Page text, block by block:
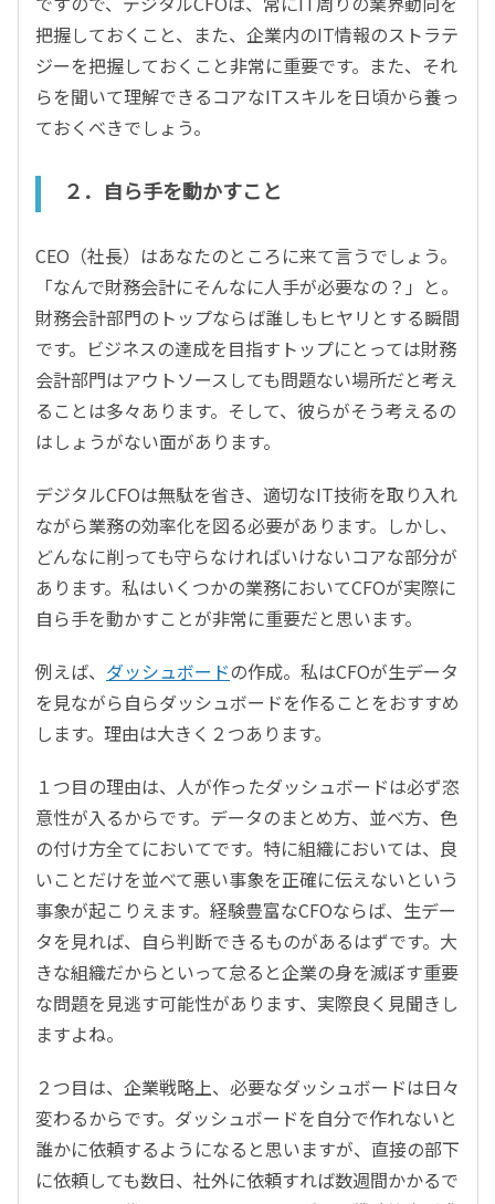
把握しておくこと、また、企業内のIT情報のストラテ
ジーを把握しておくこと非常に重要です。また、それ
らを聞いて理解できるコアなITスキルを日頃から養っ
ておくべきでしょう。
２．自ら手を動かすこと
CEO（社長）はあなたのところに来て言うでしょう。
「なんで財務会計にそんなに人手が必要なの？」と。
財務会計部門のトップならば誰しもヒヤリとする瞬間
です。ビジネスの達成を目指すトップにとっては財務
会計部門はアウトソースしても問題ない場所だと考え
ることは多々あります。そして、彼らがそう考えるの
はしょうがない面があります。
デジタルCFOは無駄を省き、適切なIT技術を取り入れ
ながら業務の効率化を図る必要があります。しかし、
どんなに削っても守らなければいけないコアな部分が
あります。私はいくつかの業務においてCFOが実際に
自ら手を動かすことが非常に重要だと思います。
例えば、 ダッシュボードの作成。私はCFOが生データ
を見ながら自らダッシュボードを作ることをおすすめ
します。理由は大きく２つあります。
１つ目の理由は、人が作ったダッシュボードは必ず恣
意性が入るからです。データのまとめ方、並べ方、色
の付け方全てにおいてです。特に組織においては、良
いことだけを並べて悪い事象を正確に伝えないという
事象が起こりえます。経験豊富なCFOならば、生デー
タを見れば、自ら判断できるものがあるはずです。大
きな組織だからといって怠ると企業の身を滅ぼす重要
な問題を見逃す可能性があります、実際良く見聞きし
ますよね。
２つ目は、企業戦略上、必要なダッシュボードは日々
変わるからです。ダッシュボードを自分で作れないと
誰かに依頼するようになると思いますが、直接の部下
に依頼しても数日、社外に依頼すれば数週間かかるで